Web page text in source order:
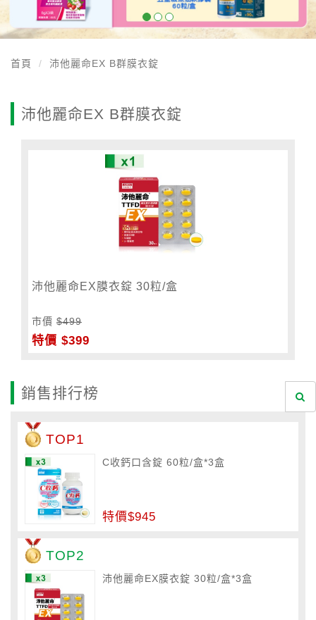
首頁 沛他麗命EX B群膜衣錠
沛他麗命EX B群膜衣錠
沛他麗命EX膜衣錠 30粒/盒
市價 $499
特價 $399
銷售排行榜
TOP1
C收鈣口含錠 60粒/盒*3盒
特價$945
TOP2
沛他麗命EX膜衣錠 30粒/盒*3盒